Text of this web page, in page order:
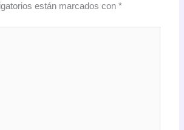
están marcados con*